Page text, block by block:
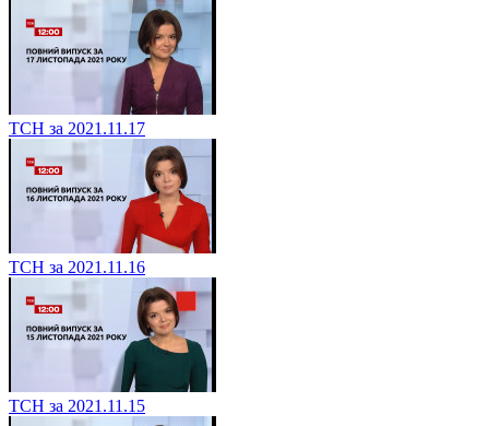
ТСН за 2021.11.17
ТСН за 2021.11.16
ТСН за 2021.11.15